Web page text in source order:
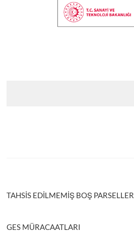
TAHSİS EDİLMEMİŞ BOŞ PARSELLER
GES MÜRACAATLARI